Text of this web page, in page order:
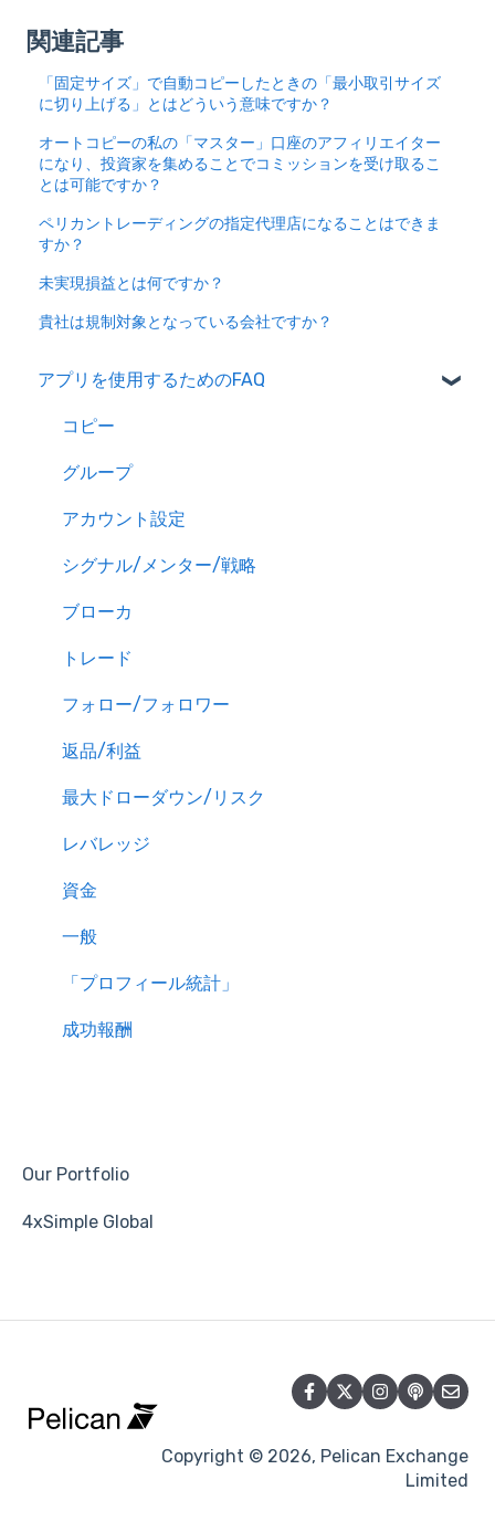
関連記事
「固定サイズ」で自動コピーしたときの「最小取引サイズ
に切り上げる」とはどういう意味ですか？
オートコピーの私の「マスター」口座のアフィリエイター
になり、投資家を集めることでコミッションを受け取るこ
とは可能ですか？
ペリカントレーディングの指定代理店になることはできま
すか？
未実現損益とは何ですか？
貴社は規制対象となっている会社ですか？
アプリを使用するためのFAQ
コピー
グループ
アカウント設定
シグナル/メンター/戦略
ブローカ
トレード
フォロー/フォロワー
返品/利益
最大ドローダウン/リスク
レバレッジ
資金
一般
「プロフィール統計」
成功報酬
Our Portfolio
4xSimple Global
Copyright © 2026, Pelican Exchange
Limited